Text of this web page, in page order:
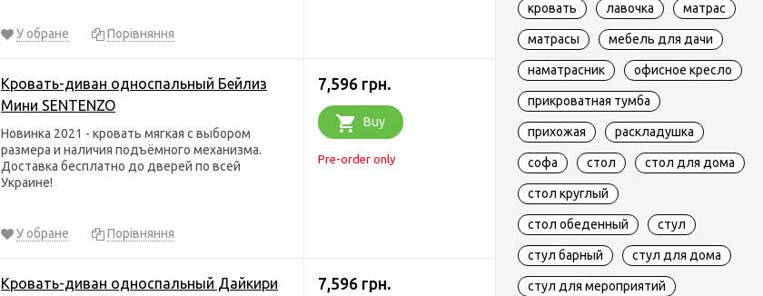
кровать лавочка матрас
матрасы мебель для дачи
наматрасник офисное кресло
прикроватная тумба
прихожая раскладушка
софа стол стол для дома
стол круглый
стол обеденный стул
стул барный стул для дома
стул для мероприятий
У обране Порівняння
Кровать-диван односпальный Бейлиз
Мини SENTENZO
Новинка 2021 - кровать мягкая с выбором
размера и наличия подъёмного механизма.
Доставка бесплатно до дверей по всей
Украине!
7,596 грн.
Buy
Pre-order only
У обране Порівняння
Кровать-диван односпальный Дайкири
7,596 грн.